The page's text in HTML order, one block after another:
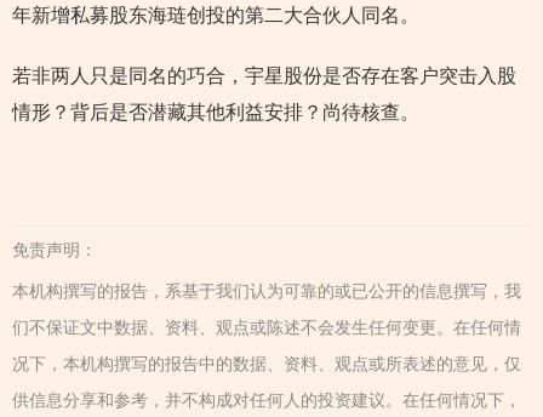
年新增私募股东海琏创投的第二大合伙人同名。
若非两人只是同名的巧合，宇星股份是否存在客户突击入股
情形？背后是否潜藏其他利益安排？尚待核查。
免责声明：
本机构撰写的报告，系基于我们认为可靠的或已公开的信息撰写，我
们不保证文中数据、资料、观点或陈述不会发生任何变更。在任何情
况下，本机构撰写的报告中的数据、资料、观点或所表述的意见，仅
供信息分享和参考，并不构成对任何人的投资建议。在任何情况下，